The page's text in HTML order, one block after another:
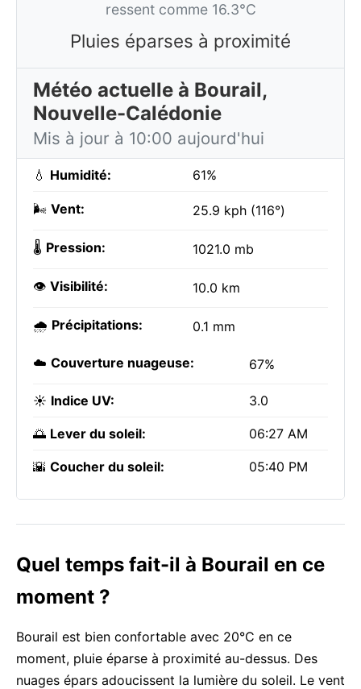
ressent comme 16.3°C
Pluies éparses à proximité
Météo actuelle à Bourail,
Nouvelle-Calédonie
Mis à jour à 10:00 aujourd'hui
💧 Humidité: 61%
🌬️ Vent: 25.9 kph (116°)
🌡️ Pression: 1021.0 mb
👁️ Visibilité: 10.0 km
🌧️ Précipitations: 0.1 mm
☁️ Couverture nuageuse: 67%
☀️ Indice UV: 3.0
🌅 Lever du soleil: 06:27 AM
🌇 Coucher du soleil: 05:40 PM
Quel temps fait-il à Bourail en ce
moment ?
Bourail est bien confortable avec 20°C en ce
moment, pluie éparse à proximité au-dessus. Des
nuages épars adoucissent la lumière du soleil. Le vent